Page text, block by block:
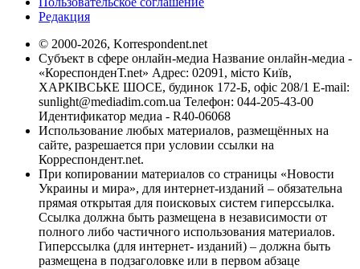
Редакция
© 2000-2026, Korrespondent.net
Субъект в сфере онлайн-медиа Название онлайн-медиа -
«КореспонденТ.net» Адрес: 02091, місто Київ,
ХАРКІВСЬКЕ ШОСЕ, будинок 172-Б, офіс 208/1 E-mail:
sunlight@mediadim.com.ua Телефон: 044-205-43-00
Идентификатор медиа - R40-06068
Использование любых материалов, размещённых на
сайте, разрешается при условии ссылки на
Корреспондент.net.
При копировании материалов со страницы «Новости
Украины и мира», для интернет-изданий – обязательна
прямая открытая для поисковых систем гиперссылка.
Ссылка должна быть размещена в независимости от
полного либо частичного использования материалов.
Гиперссылка (для интернет- изданий) – должна быть
размещена в подзаголовке или в первом абзаце